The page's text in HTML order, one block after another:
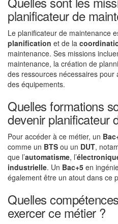
planificateur de
Le planificateur de maintenance
planification et de la
maintenance. Ses missions
maintenance, la création de
des ressources nécessaires
des équipements.
Quelles formations
devenir planificateur
Pour accéder à ce métier, un
comme un BTS ou un DUT,
que l’automatisme, l’
industrielle. Un Bac+5 en
également être un atout dans ce
Quelles
exercer ce métier ?